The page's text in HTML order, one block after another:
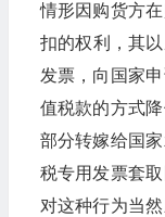
情形因购货方
扣的权利，其
发票，向国家
值税款的方式
部分转嫁给国
税专用发票套
对这种行为当